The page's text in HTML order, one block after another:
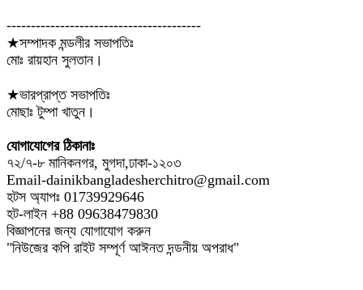
----------------------------------------
★সম্পাদক মন্ডলীর সভাপতিঃ
মোঃ রায়হান সুলতান।
★ভারপ্রাপ্ত সভাপতিঃ
মোছাঃ টুম্পা খাতুন।
যোগাযোগের ঠিকানাঃ
৭২/৭-৮ মানিকনগর, মুগদা,ঢাকা-১২০৩
Email-dainikbangladesherchitro@gmail.com
হটস অ্যাপঃ 01739929646
হট-লাইন +88 09638479830
বিজ্ঞাপনের জন্য যোগাযোগ করুন
"নিউজের কপি রাইট সম্পূর্ণ আঈনত দন্ডনীয় অপরাধ"